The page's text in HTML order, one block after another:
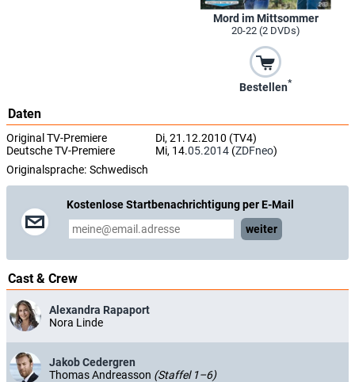
Mord im Mittsommer
20-22 (2 DVDs)
Bestellen*
Daten
Original TV-Premiere
Di, 21.12.2010 (TV4)
Deutsche TV-Premiere
Mi, 14.05.2014 (ZDFneo)
Originalsprache: Schwedisch
Kostenlose Startbenachrichtigung per E-Mail
weiter
Cast & Crew
Alexandra Rapaport
Nora Linde
Jakob Cedergren
Thomas Andreasson (Staffel 1–6)